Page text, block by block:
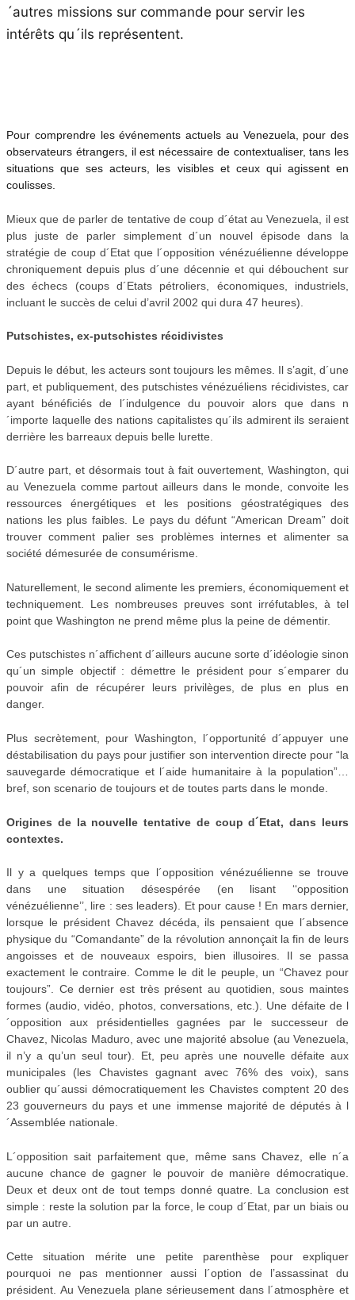
´autres missions sur commande pour servir les
intérêts qu´ils représentent.
Pour comprendre les événements actuels au Venezuela, pour des
observateurs étrangers, il est nécessaire de contextualiser, tans les
situations que ses acteurs, les visibles et ceux qui agissent en
coulisses.
Mieux que de parler de tentative de coup d´état au Venezuela, il est
plus juste de parler simplement d´un nouvel épisode dans la
stratégie de coup d´Etat que l´opposition vénézuélienne développe
chroniquement depuis plus d´une décennie et qui débouchent sur
des échecs (coups d´Etats pétroliers, économiques, industriels,
incluant le succès de celui d’avril 2002 qui dura 47 heures).
Putschistes, ex-putschistes récidivistes
Depuis le début, les acteurs sont toujours les mêmes. Il s’agit, d´une
part, et publiquement, des putschistes vénézuéliens récidivistes, car
ayant bénéficiés de l´indulgence du pouvoir alors que dans n
´importe laquelle des nations capitalistes qu´ils admirent ils seraient
derrière les barreaux depuis belle lurette.
D´autre part, et désormais tout à fait ouvertement, Washington, qui
au Venezuela comme partout ailleurs dans le monde, convoite les
ressources énergétiques et les positions géostratégiques des
nations les plus faibles. Le pays du défunt “American Dream” doit
trouver comment palier ses problèmes internes et alimenter sa
société démesurée de consumérisme.
Naturellement, le second alimente les premiers, économiquement et
techniquement. Les nombreuses preuves sont irréfutables, à tel
point que Washington ne prend même plus la peine de démentir.
Ces putschistes n´affichent d´ailleurs aucune sorte d´idéologie sinon
qu´un simple objectif : démettre le président pour s´emparer du
pouvoir afin de récupérer leurs privilèges, de plus en plus en
danger.
Plus secrètement, pour Washington, l´opportunité d´appuyer une
déstabilisation du pays pour justifier son intervention directe pour “la
sauvegarde démocratique et l´aide humanitaire à la population”…
bref, son scenario de toujours et de toutes parts dans le monde.
Origines de la nouvelle tentative de coup d´Etat, dans leurs
contextes.
Il y a quelques temps que l´opposition vénézuélienne se trouve
dans une situation désespérée (en lisant ‘‘opposition
vénézuélienne’’, lire : ses leaders). Et pour cause ! En mars dernier,
lorsque le président Chavez décéda, ils pensaient que l´absence
physique du “Comandante” de la révolution annonçait la fin de leurs
angoisses et de nouveaux espoirs, bien illusoires. Il se passa
exactement le contraire. Comme le dit le peuple, un “Chavez pour
toujours”. Ce dernier est très présent au quotidien, sous maintes
formes (audio, vidéo, photos, conversations, etc.). Une défaite de l
´opposition aux présidentielles gagnées par le successeur de
Chavez, Nicolas Maduro, avec une majorité absolue (au Venezuela,
il n’y a qu’un seul tour). Et, peu après une nouvelle défaite aux
municipales (les Chavistes gagnant avec 76% des voix), sans
oublier qu´aussi démocratiquement les Chavistes comptent 20 des
23 gouverneurs du pays et une immense majorité de députés à l
´Assemblée nationale.
L´opposition sait parfaitement que, même sans Chavez, elle n´a
aucune chance de gagner le pouvoir de manière démocratique.
Deux et deux ont de tout temps donné quatre. La conclusion est
simple : reste la solution par la force, le coup d´Etat, par un biais ou
par un autre.
Cette situation mérite une petite parenthèse pour expliquer
pourquoi ne pas mentionner aussi l´option de l’assassinat du
président. Au Venezuela plane sérieusement dans l´atmosphère et